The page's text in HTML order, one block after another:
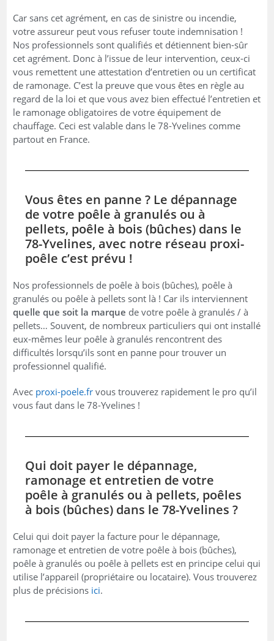
Car sans cet agrément, en cas de sinistre ou incendie,
votre assureur peut vous refuser toute indemnisation !
Nos professionnels sont qualifiés et détiennent bien-sûr
cet agrément. Donc à l’issue de leur intervention, ceux-ci
vous remettent une attestation d’entretien ou un certificat
de ramonage. C’est la preuve que vous êtes en règle au
regard de la loi et que vous avez bien effectué l’entretien et
le ramonage obligatoires de votre équipement de
chauffage. Ceci est valable dans le 78-Yvelines comme
partout en France.
Vous êtes en panne ? Le dépannage
de votre poêle à granulés ou à
pellets, poêle à bois (bûches) dans le
78-Yvelines, avec notre réseau proxi-
poêle c’est prévu !
Nos professionnels de poêle à bois (bûches), poêle à
granulés ou poêle à pellets sont là ! Car ils interviennent
quelle que soit la marque de votre poêle à granulés / à
pellets… Souvent, de nombreux particuliers qui ont installé
eux-mêmes leur poêle à granulés rencontrent des
difficultés lorsqu’ils sont en panne pour trouver un
professionnel qualifié.
Avec proxi-poele.fr vous trouverez rapidement le pro qu’il
vous faut dans le 78-Yvelines !
Qui doit payer le dépannage,
ramonage et entretien de votre
poêle à granulés ou à pellets, poêles
à bois (bûches) dans le 78-Yvelines ?
Celui qui doit payer la facture pour le dépannage,
ramonage et entretien de votre poêle à bois (bûches),
poêle à granulés ou poêle à pellets est en principe celui qui
utilise l’appareil (propriétaire ou locataire). Vous trouverez
plus de précisions ici.